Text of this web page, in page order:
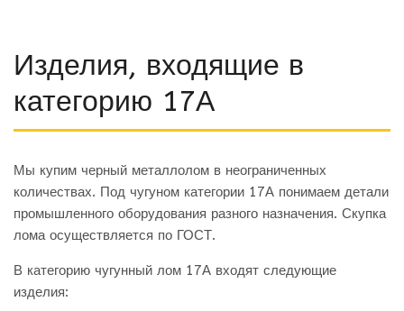
Изделия, входящие в
категорию 17А
Мы купим черный металлолом в неограниченных
количествах. Под чугуном категории 17А понимаем детали
промышленного оборудования разного назначения. Скупка
лома осуществляется по ГОСТ.
В категорию чугунный лом 17А входят следующие
изделия: